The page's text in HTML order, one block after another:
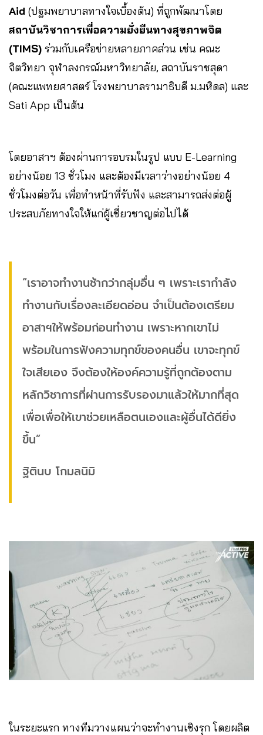
Aid (ปฐมพยาบาลทางใจเบื้องต้น) ที่ถูกพัฒนาโดย
สถาบันวิชาการเพื่อความยั่งยืนทางสุขภาพจิต
(TIMS) ร่วมกับเครือข่ายหลายภาคส่วน เช่น คณะ
จิตวิทยา จุฬาลงกรณ์มหาวิทยาลัย, สถาบันราชสุดา
(คณะแพทยศาสตร์ โรงพยาบาลรามาธิบดี ม.มหิดล) และ
Sati App เป็นต้น
โดยอาสาฯ ต้องผ่านการอบรมในรูป แบบ E-Learning
อย่างน้อย 13 ชั่วโมง และต้องมีเวลาว่างอย่างน้อย 4
ชั่วโมงต่อวัน เพื่อทำหน้าที่รับฟัง และสามารถส่งต่อผู้
ประสบภัยทางใจให้แก่ผู้เชี่ยวชาญต่อไปได้
“เราอาจทำงานช้ากว่ากลุ่มอื่น ๆ เพราะเรากำลัง
ทำงานกับเรื่องละเอียดอ่อน จำเป็นต้องเตรียม
อาสาฯให้พร้อมก่อนทำงาน เพราะหากเขาไม่
พร้อมในการฟังความทุกข์ของคนอื่น เขาจะทุกข์
ใจเสียเอง จึงต้องให้องค์ความรู้ที่ถูกต้องตาม
หลักวิชาการที่ผ่านการรับรองมาแล้วให้มากที่สุด
เพื่อเพื่อให้เขาช่วยเหลือตนเองและผู้อื่นได้ดียิ่ง
ขึ้น”
ฐิตินบ โกมลนิมิ
ในระยะแรก ทางทีมวางแผนว่าจะทำงานเชิงรุก โดยผลิต